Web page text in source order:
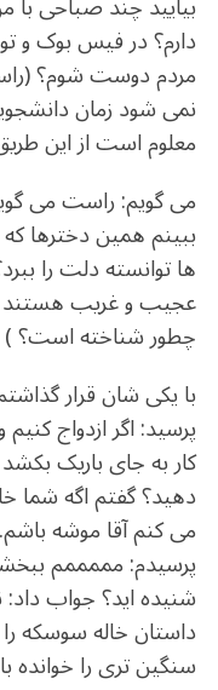
دارم؟ در فیس بوک و
مردم دوست شوم؟
نمی شود زمان
معلوم است از این
می گویم: راست می
ببینم همین دخترها
ها توانسته دلت را
عجیب و غریب هستند
چطور شناخته است؟ )
با یکی شان قرار
پرسید: اگر ازدواج
کار به جای باریک
دهید؟ گفتم اگه
می کنم آقا موشه
پرسیدم: مممممم
شنیده اید؟ جواب
داستان خاله سوسکه
سنگین تری را خوانده